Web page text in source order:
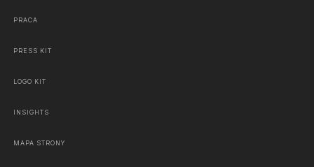
PRACA
PRESS KIT
LOGO KIT
INSIGHTS
MAPA STRONY